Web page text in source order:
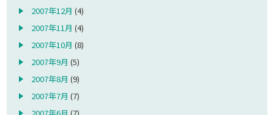
2007年12月 (4)
2007年11月 (4)
2007年10月 (8)
2007年9月 (5)
2007年8月 (9)
2007年7月 (7)